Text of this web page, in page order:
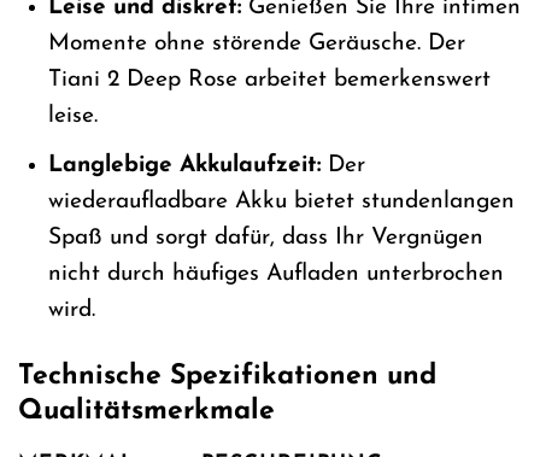
Leise und diskret:Genießen Sie Ihre intimen
Momente ohne störende Geräusche. Der
Tiani 2 Deep Rose arbeitet bemerkenswert
leise.
Langlebige Akkulaufzeit:Der
wiederaufladbare Akku bietet stundenlangen
Spaß und sorgt dafür, dass Ihr Vergnügen
nicht durch häufiges Aufladen unterbrochen
wird.
Technische Spezifikationen und
Qualitätsmerkmale